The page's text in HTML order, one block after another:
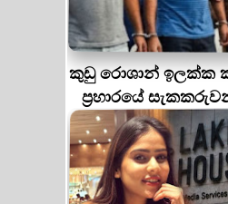
කුඩු රොශාන් ඉලක්ක
ප්‍රහාරයේ